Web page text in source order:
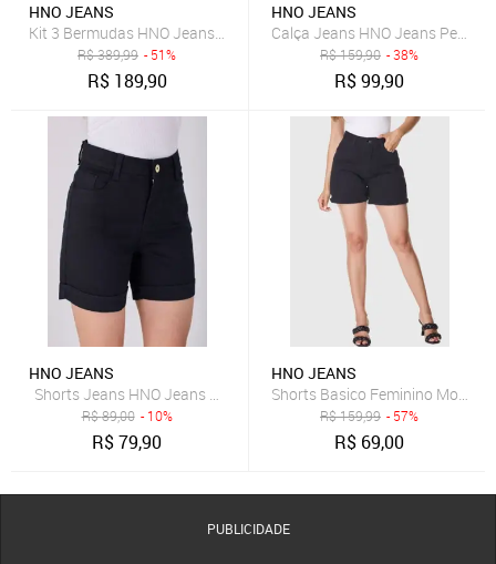
HNO JEANS
Kit 3 Bermudas HNO Jeans Ciclista até o Joelho com Elastano
R$389,99 - 51%
R$ 189,90
HNO JEANS
Calça Jeans HNO Jeans Petit
R$159,90 - 38%
R$99,90
HNO JEANS
Shorts Jeans HNO Jeans Meia Coxa Cintura Alta Preta
R$89,00 - 10%
R$79,90
HNO JEANS
Shorts Basico Feminino Mom
R$159,99 - 57%
R$ 69,00
PUBLICIDADE